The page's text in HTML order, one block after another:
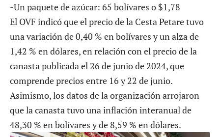
-Un paquete de azúcar: 65 bolívares o $1,78
El OVF indicó que el precio de la Cesta Petare tuvo
una variación de 0,40 % en bolívares y un alza de
1,42 % en dólares, en relación con el precio de la
canasta publicada el 26 de junio de 2024, que
comprende precios entre 16 y 22 de junio.
Asimismo, los datos de la organización arrojaron
que la canasta tuvo una inflación interanual de
48,30 % en bolívares y de 8,59 % en dólares.